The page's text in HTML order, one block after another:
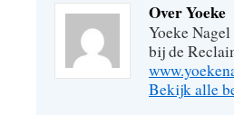
Over Yoeke
Yoeke
bij de
Bekijk alle